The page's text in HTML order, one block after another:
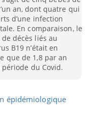
an, dont quatre qui
d’une infection
En comparaison, le
décès liés au
B19 n’était en
que de 1,8 par an
du Covid.
épidémiologique